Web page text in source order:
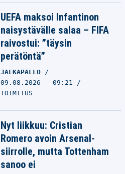
UEFA maksoi Infantinon
naisystävälle salaa – FIFA
raivostui: ”täysin
perätöntä”
JALKAPALLO
09.08.2026 - 09:21
TOIMITUS
Nyt liikkuu: Cristian
Romero avoin Arsenal-
siirrolle, mutta Tottenham
sanoo ei